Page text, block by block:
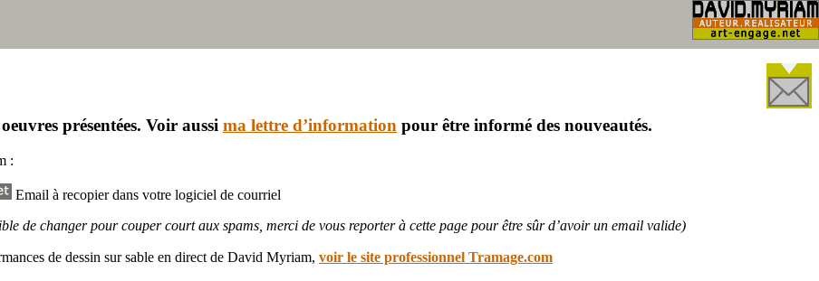
présentées. Voir aussi ma lettre d’information pour être informé des nouveautés.
:
Email à recopier dans votre logiciel de courriel
de changer pour couper court aux spams, merci de vous reporter à cette page pour être sûr d’avoir un email valide)
de dessin sur sable en direct de David Myriam, voir le site professionnel Tramage.com